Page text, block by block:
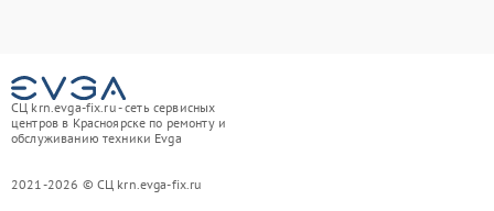
СЦ krn.evga-fix.ru - сеть сервисных
центров в Красноярске по ремонту и
обслуживанию техники Evga
2021-2026 © СЦ krn.evga-fix.ru